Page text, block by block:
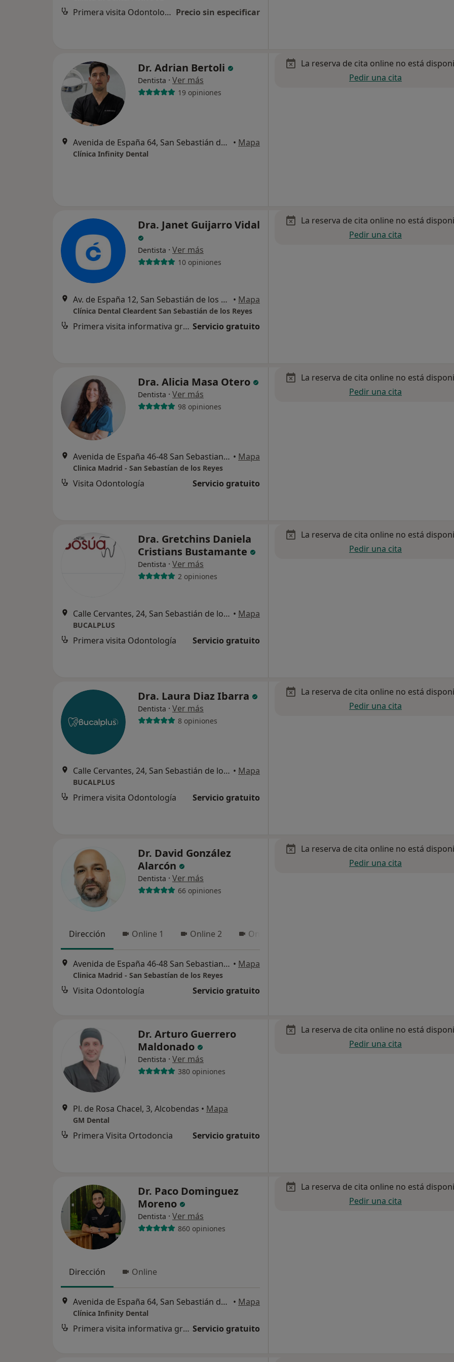
Primera visita Odontología Precio sin especificar
Dr. Adrian Bertoli
Dentista · Ver más
19 opiniones
Avenida de España 64, San Sebastián de los Reyes • Mapa
Clínica Infinity Dental
La reserva de cita online no está
Pedir una cita
Dra. Janet Guijarro Vidal
Dentista · Ver más
10 opiniones
Av. de España 12, San Sebastián de los Reyes • Mapa
Clínica Dental Cleardent San Sebastián de los Reyes
Primera visita informativa gratuita Servicio gratuito
La reserva de cita online no está
Pedir una cita
Dra. Alicia Masa Otero
Dentista · Ver más
98 opiniones
Avenida de España 46-48 San Sebastian de los Reyes, San Sebastián de los Reyes • Mapa
Clinica Madrid - San Sebastían de los Reyes
Visita Odontología Servicio gratuito
La reserva de cita online no está
Pedir una cita
Dra. Gretchins Daniela
Cristians Bustamante
Dentista · Ver más
2 opiniones
Calle Cervantes, 24, San Sebastián de los Reyes • Mapa
BUCALPLUS
Primera visita Odontología Servicio gratuito
La reserva de cita online no está
Pedir una cita
Dra. Laura Diaz Ibarra
Dentista · Ver más
8 opiniones
Calle Cervantes, 24, San Sebastián de los Reyes • Mapa
BUCALPLUS
Primera visita Odontología Servicio gratuito
La reserva de cita online no está
Pedir una cita
Dr. David González
Alarcón
Dentista · Ver más
66 opiniones
Dirección Online 1 Online 2 Online 3
Avenida de España 46-48 San Sebastian de los Reyes, San Sebastián de los Reyes • Mapa
Clinica Madrid - San Sebastían de los Reyes
Visita Odontología Servicio gratuito
La reserva de cita online no está
Pedir una cita
Dr. Arturo Guerrero
Maldonado
Dentista · Ver más
380 opiniones
Pl. de Rosa Chacel, 3, Alcobendas • Mapa
GM Dental
Primera Visita Ortodoncia Servicio gratuito
La reserva de cita online no está
Pedir una cita
Dr. Paco Dominguez
Moreno
Dentista · Ver más
860 opiniones
Dirección Online
Avenida de España 64, San Sebastián de los Reyes • Mapa
Clínica Infinity Dental
Primera visita informativa gratuita Servicio gratuito
La reserva de cita online no está
Pedir una cita